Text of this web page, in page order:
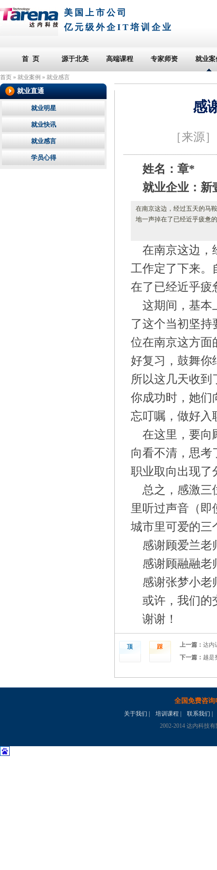
美国上市公司
亿元级外企IT培训企业
首 页 源于北美 高端课程 专家师资 就业案
首页 » 就业案例 » 就业感言
感
［来源
姓名：章*
就业企业：新
在南京这边，经过五天的马
地一声掉在了已经近乎疲惫
在南京这边，
工作定了下来。
在了已经近乎疲
这期间，基本
了这个当初坚持
位在南京这方面
好复习，鼓舞你
所以这几天收到
你成功时，她们
忘叮嘱，做好入
在这里，要向
向看不清，思考
职业取向出现了
总之，感激三
里听过声音（即
城市里可爱的三
感谢顾爱兰老
感谢顾融融老
感谢张梦小老
或许，我们的
谢谢！
顶 踩 上一篇： 达内
下一篇： 越是
就业直通
就业明星
就业快讯
就业感言
学员心得
全国免费咨询
关于我们 培训课程 联系我们
2002-2014 达内科技